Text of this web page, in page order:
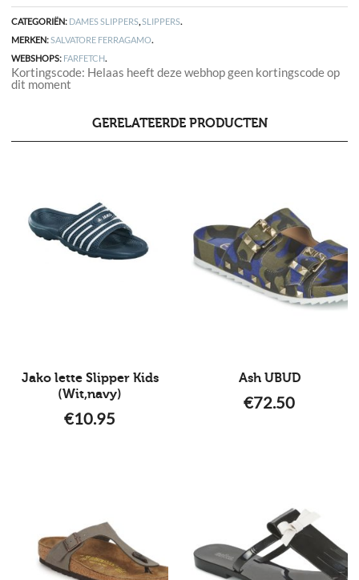
CATEGORIËN: DAMES SLIPPERS,SLIPPERS.
MERKEN:SALVATORE FERRAGAMO.
WEBSHOPS: FARFETCH.
Kortingscode: Helaas heeft deze webhop geen kortingscode op
dit moment
GERELATEERDE PRODUCTEN
Jako lette Slipper Kids
(Wit,navy)
€10.95
Ash UBUD
€72.50